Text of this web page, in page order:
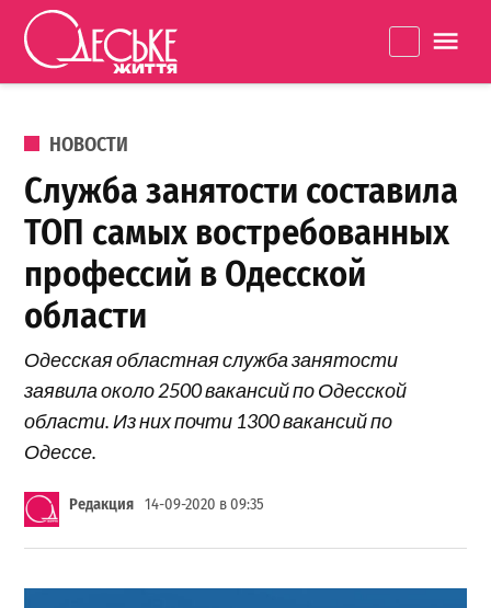
Перейти к содержанию
життя
ОПУБЛИКОВАНО В
НОВОСТИ
Служба занятости составила
ТОП самых востребованных
профессий в Одесской
области
Одесская областная служба занятости
заявила около 2500 вакансий по Одесской
области. Из них почти 1300 вакансий по
Одессе.
Редакция 14-09-2020 в 09:35